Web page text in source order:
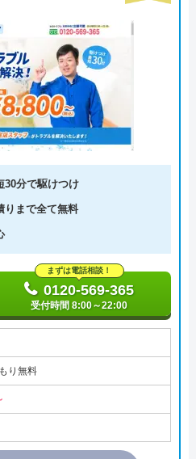
30分で駆けつけ
りまで全て無料
まずは電話相談！
0120-569-365
受付時間 8:00～22:00
り無料